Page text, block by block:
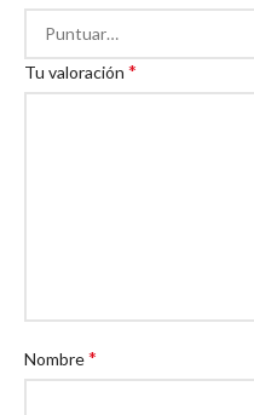
Tu valoración *
Nombre*